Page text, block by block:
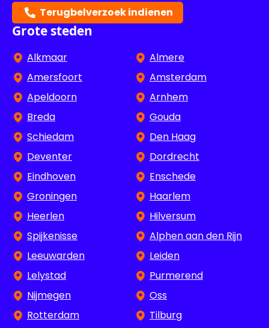
Terugbelverzoek indienen
Grote steden
Alkmaar
Almere
Amersfoort
Amsterdam
Apeldoorn
Arnhem
Breda
Gouda
Schiedam
Den Haag
Deventer
Dordrecht
Eindhoven
Enschede
Groningen
Haarlem
Heerlen
Hilversum
Spijkenisse
Alphen aan den Rijn
Leeuwarden
Leiden
Lelystad
Purmerend
Nijmegen
Oss
Rotterdam
Tilburg